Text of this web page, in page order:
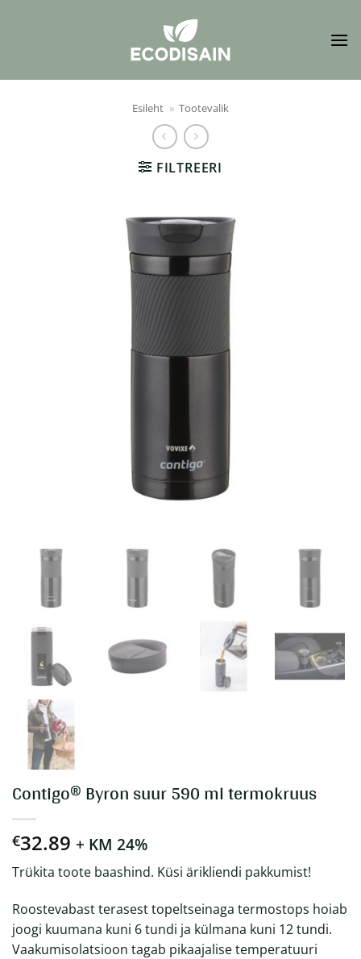
Esileht » Tootevalik
FILTREERI
Contigo® Byron suur 590 ml termokruus
€32.89 + KM 24%
Trükita toote baashind. Küsi ärikliendi pakkumist!
Roostevabast terasest topeltseinaga termostops hoiab
joogi kuumana kuni 6 tundi ja külmana kuni 12 tundi.
Vaakumisolatsioon tagab pikaajalise temperatuuri